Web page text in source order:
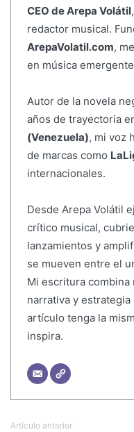
CEO de Arepa Volátil
redactor musical.
ArepaVolatil.com,
en música
Autor de la novela
años de trayectoria
(Venezuela), mi voz
de marcas como
internacionales.
Desde Arepa Volátil
crítico musical,
lanzamientos y
se mueven entre el
Mi escritura
narrativa y estrategia
artículo tenga la
inspira.
Artículo anterior